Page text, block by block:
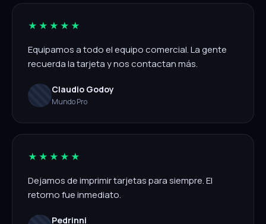
★★★★★
Equipamos a todo el equipo comercial. La gente
recuerda la tarjeta y nos contactan más.
Claudio Godoy
Mundo Pro
★★★★★
Dejamos de imprimir tarjetas para siempre. El
retorno fue inmediato.
Pedrinni